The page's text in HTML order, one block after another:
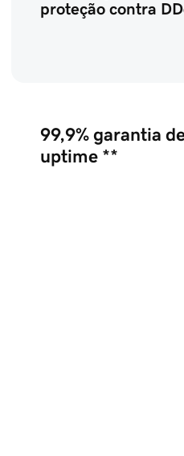
proteção contra
99,9%garantia
uptime **